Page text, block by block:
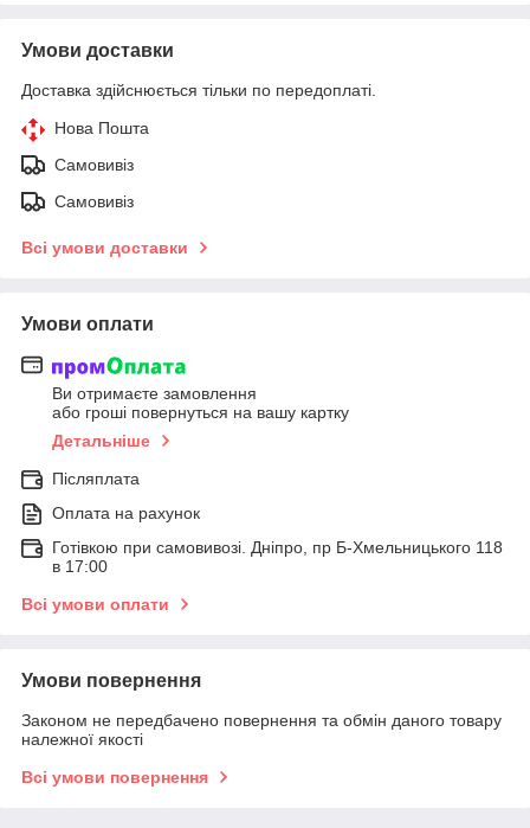
Умови доставки
Доставка здійснюється тільки по передоплаті.
Нова Пошта
Самовивіз
Самовивіз
Всі умови доставки
Умови оплати
Ви отримаєте замовлення
або гроші повернуться на вашу картку
Детальніше
Післяплата
Оплата на рахунок
Готівкою при самовивозі. Дніпро, пр Б-Хмельницького 118
в 17:00
Всі умови оплати
Умови повернення
Законом не передбачено повернення та обмін даного товару
належної якості
Всі умови повернення